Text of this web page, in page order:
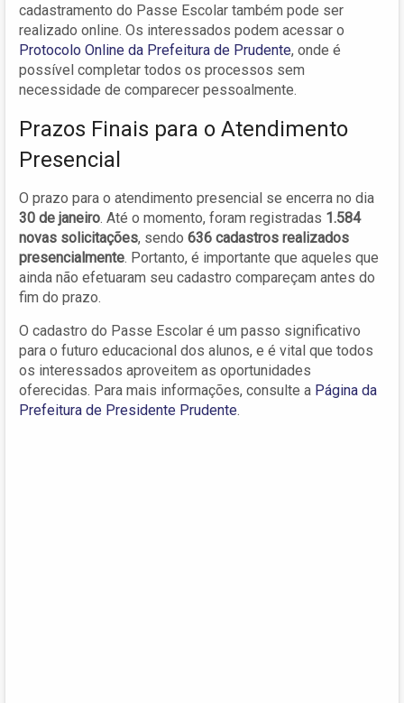
cadastramento do Passe Escolar também pode ser
realizado online. Os interessados podem acessar o
Protocolo Online da Prefeitura de Prudente, onde é
possível completar todos os processos sem
necessidade de comparecer pessoalmente.
Prazos Finais para o Atendimento
Presencial
O prazo para o atendimento presencial se encerra no dia
30 de janeiro. Até o momento, foram registradas 1.584
novas solicitações, sendo 636 cadastros realizados
presencialmente. Portanto, é importante que aqueles que
ainda não efetuaram seu cadastro compareçam antes do
fim do prazo.
O cadastro do Passe Escolar é um passo significativo
para o futuro educacional dos alunos, e é vital que todos
os interessados aproveitem as oportunidades
oferecidas. Para mais informações, consulte a Página da
Prefeitura de Presidente Prudente.